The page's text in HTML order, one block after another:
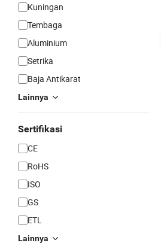
Kuningan
Tembaga
Aluminium
Setrika
Baja Antikarat
Lainnya
Sertifikasi
CE
RoHS
ISO
GS
ETL
Lainnya